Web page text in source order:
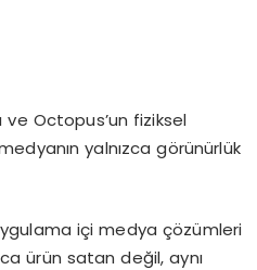
Octopus’un fiziksel
yalnızca görünürlük
uygulama içi medya çözümleri
ürün satan değil, aynı